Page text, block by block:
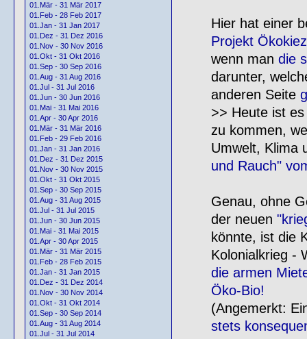
01.Mär - 31 Mär 2017
01.Feb - 28 Feb 2017
01.Jan - 31 Jan 2017
01.Dez - 31 Dez 2016
01.Nov - 30 Nov 2016
01.Okt - 31 Okt 2016
01.Sep - 30 Sep 2016
01.Aug - 31 Aug 2016
01.Jul - 31 Jul 2016
01.Jun - 30 Jun 2016
01.Mai - 31 Mai 2016
01.Apr - 30 Apr 2016
01.Mär - 31 Mär 2016
01.Feb - 29 Feb 2016
01.Jan - 31 Jan 2016
01.Dez - 31 Dez 2015
01.Nov - 30 Nov 2015
01.Okt - 31 Okt 2015
01.Sep - 30 Sep 2015
01.Aug - 31 Aug 2015
01.Jul - 31 Jul 2015
01.Jun - 30 Jun 2015
01.Mai - 31 Mai 2015
01.Apr - 30 Apr 2015
01.Mär - 31 Mär 2015
01.Feb - 28 Feb 2015
01.Jan - 31 Jan 2015
01.Dez - 31 Dez 2014
01.Nov - 30 Nov 2014
01.Okt - 31 Okt 2014
01.Sep - 30 Sep 2014
01.Aug - 31 Aug 2014
01.Jul - 31 Jul 2014
Hier hat einer
Projekt
wenn man die
darunter,
anderen Seite
>> Heute ist
zu kommen,
Umwelt, Klima
und Rauch"
Genau, ohne
der neuen
könnte, ist die
Kolonialkrieg -
die armen
Öko-Bio!
(Angemerkt:
stets